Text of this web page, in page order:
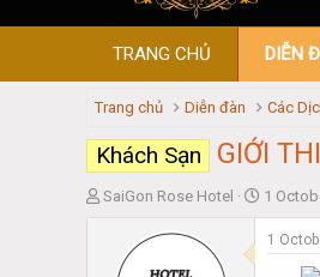
TRANG CHỦ DIỄN
Trang chủ Diễn đàn Các
Khách Sạn GIỚI
T
SaiGon Rose Hotel
S
t
a
1
1